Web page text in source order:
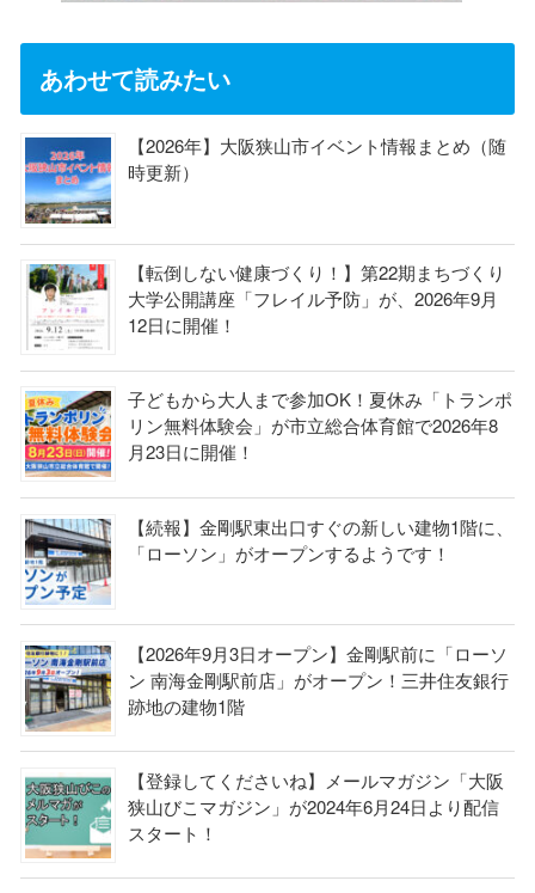
あわせて読みたい
【2026年】大阪狭山市イベント情報まとめ（随
時更新）
【転倒しない健康づくり！】第22期まちづくり
大学公開講座「フレイル予防」が、2026年9月
12日に開催！
子どもから大人まで参加OK！夏休み「トランポ
リン無料体験会」が市立総合体育館で2026年8
月23日に開催！
【続報】金剛駅東出口すぐの新しい建物1階に、
「ローソン」がオープンするようです！
【2026年9月3日オープン】金剛駅前に「ローソ
ン 南海金剛駅前店」がオープン！三井住友銀行
跡地の建物1階
【登録してくださいね】メールマガジン「大阪
狭山びこマガジン」が2024年6月24日より配信
スタート！